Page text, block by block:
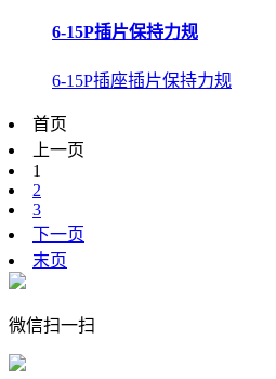
6-15P插片保持力规
6-15P插座插片保持力规
首页
上一页
1
2
3
下一页
末页
微信扫一扫